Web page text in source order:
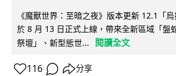
《魔獸世界：至暗之夜》版本更新 12.1「
於 8 月 13 日正式上線，帶來全新區域「盤
祭壇」、新型態世...
閱讀全文
116 分享